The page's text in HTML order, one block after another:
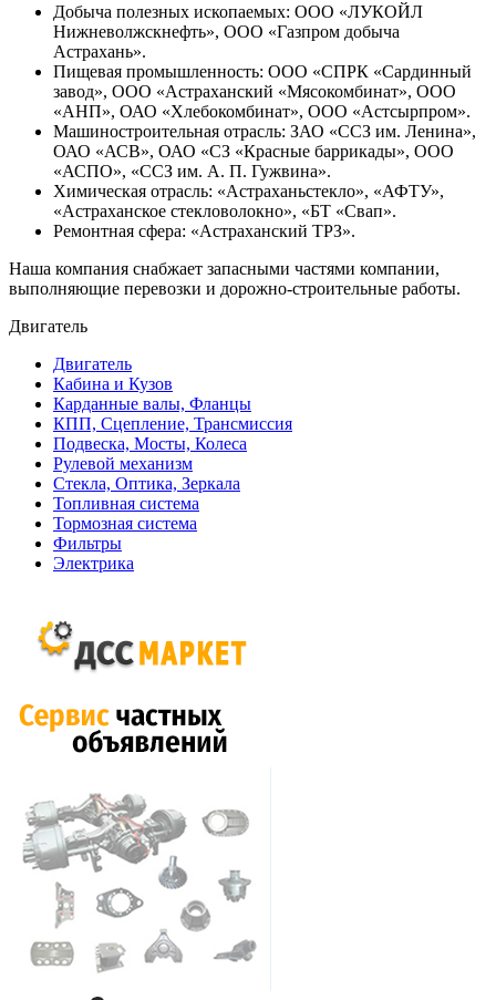
Добыча полезных ископаемых: ООО «ЛУКОЙЛ
Нижневолжскнефть», ООО «Газпром добыча
Астрахань».
Пищевая промышленность: ООО «СПРК «Сардинный
завод», ООО «Астраханский «Мясокомбинат», ООО
«АНП», ОАО «Хлебокомбинат», ООО «Астсырпром».
Машиностроительная отрасль: ЗАО «ССЗ им. Ленина»,
ОАО «АСВ», ОАО «СЗ «Красные баррикады», ООО
«АСПО», «ССЗ им. А. П. Гужвина».
Химическая отрасль: «Астраханьстекло», «АФТУ»,
«Астраханское стекловолокно», «БТ «Свап».
Ремонтная сфера: «Астраханский ТРЗ».
Наша компания снабжает запасными частями компании,
выполняющие перевозки и дорожно-строительные работы.
Двигатель
Двигатель
Кабина и Кузов
Карданные валы, Фланцы
КПП, Сцепление, Трансмиссия
Подвеска, Мосты, Колеса
Рулевой механизм
Стекла, Оптика, Зеркала
Топливная система
Тормозная система
Фильтры
Электрика